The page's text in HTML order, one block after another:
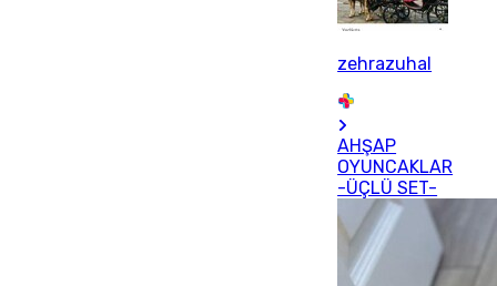
zehrazuhal
AHŞAP
OYUNCAKLAR
-ÜÇLÜ SET-